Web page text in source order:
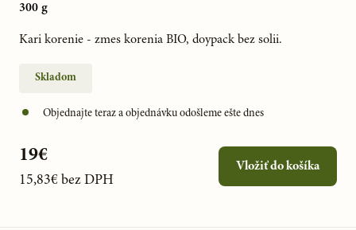
300 g
Kari korenie - zmes korenia BIO, doypack bez solii.
Skladom
Objednajte teraz a objednávku odošleme ešte dnes
19€
15,83€ bez DPH
Vložiť do košíka